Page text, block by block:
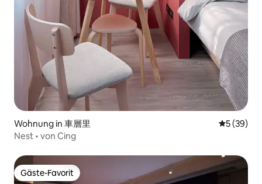
Wohnung in 車層里
5 (39)
Nest • von Cing
Gäste-Favorit
Gäste-Favorit